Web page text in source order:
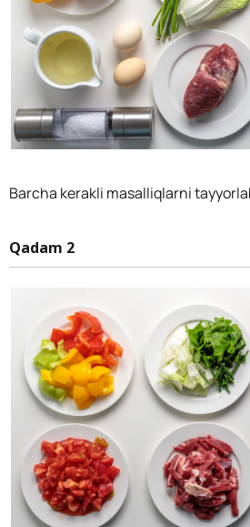
Barcha kerakli masalliqlarni
Qadam 2